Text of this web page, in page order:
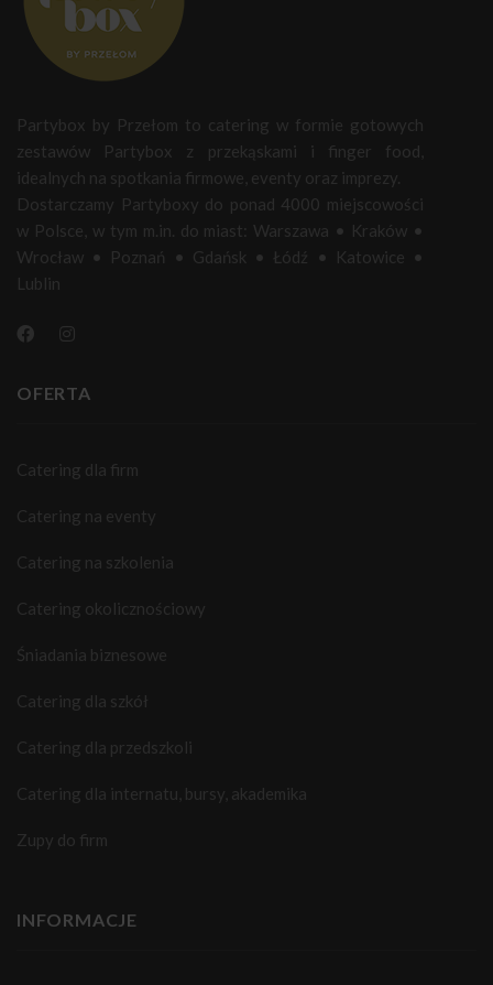
Partybox by Przełom to catering w formie gotowych
zestawów Partybox z przekąskami i finger food,
idealnych na spotkania firmowe, eventy oraz imprezy.
Dostarczamy Partyboxy do ponad 4000 miejscowości
w Polsce, w tym m.in. do miast: Warszawa • Kraków •
Wrocław • Poznań • Gdańsk • Łódź • Katowice •
Lublin
OFERTA
Catering dla firm
Catering na eventy
Catering na szkolenia
Catering okolicznościowy
Śniadania biznesowe
Catering dla szkół
Catering dla przedszkoli
Catering dla internatu, bursy, akademika
Zupy do firm
INFORMACJE